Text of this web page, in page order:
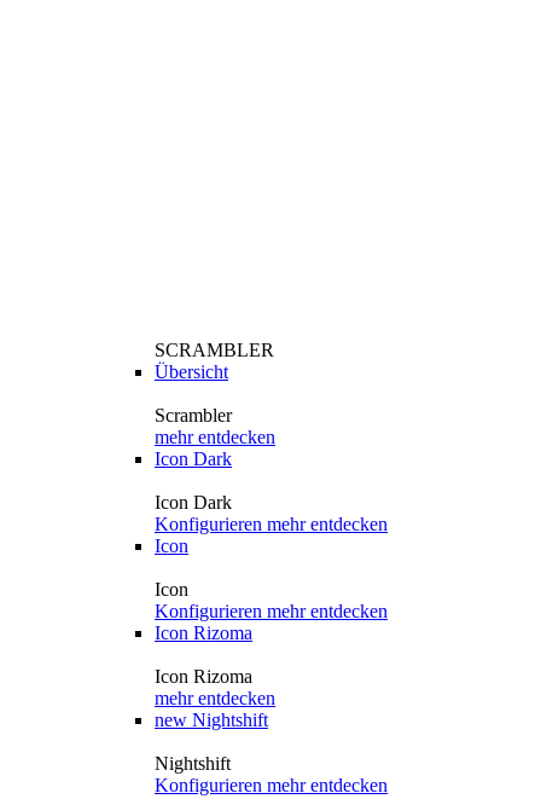
SCRAMBLER
Übersicht
Scrambler
mehr entdecken
Icon Dark
Icon Dark
Konfigurieren mehr entdecken
Icon
Icon
Konfigurieren mehr entdecken
Icon Rizoma
Icon Rizoma
mehr entdecken
new Nightshift
Nightshift
Konfigurieren mehr entdecken